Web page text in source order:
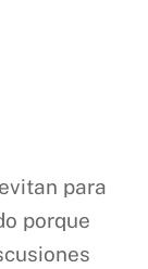
para
porque